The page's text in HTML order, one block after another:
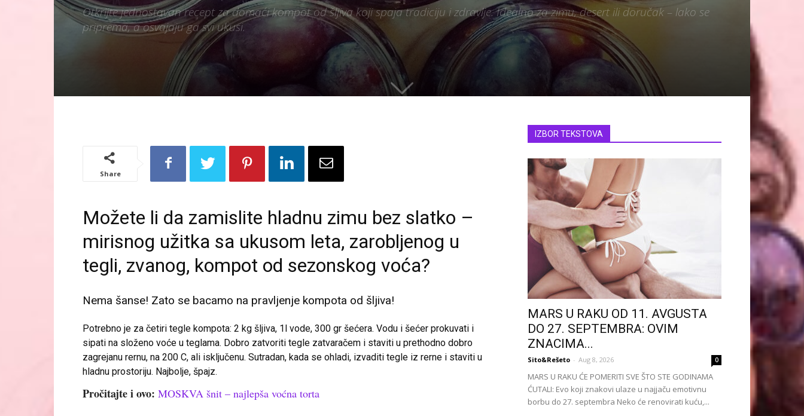
Otkrijte jednostavan recept za domaći kompot od šljiva koji spaja tradiciju i zdravlje. Idealno za zimu, desert ili doručak – lako se
priprema, a osvajaju ga svi ukusi.
Share
Možete li da zamislite hladnu zimu bez slatko –
mirisnog užitka sa ukusom leta, zarobljenog u
tegli, zvanog, kompot od sezonskog voća?
Nema šanse! Zato se bacamo na pravljenje kompota od šljiva!
Potrebno je za četiri tegle kompota: 2 kg šljiva, 1l vode, 300 gr šećera. Vodu i šećer prokuvati i
sipati na složeno voće u teglama. Dobro zatvoriti tegle zatvaračem i staviti u prethodno dobro
zagrejanu rernu, na 200 C, ali isključenu. Sutradan, kada se ohladi, izvaditi tegle iz rerne i staviti u
hladnu prostoriju. Najbolje, špajz.
Pročitajte i ovo: MOSKVA šnit – najlepša voćna torta
IZBOR TEKSTOVA
MARS U RAKU OD 11. AVGUSTA
DO 27. SEPTEMBRA: OVIM
ZNACIMA...
Sito&Rešeto - Aug 8, 2026 0
MARS U RAKU ĆE POMERITI SVE ŠTO STE GODINAMA
ĆUTALI: Evo koji znakovi ulaze u najjaču emotivnu
borbu do 27. septembra Neko će renovirati kuću,...